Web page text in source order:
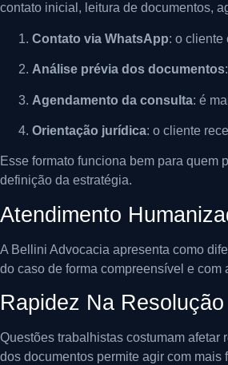
contato inicial, leitura de documentos,
Contato via WhatsApp: o cliente
Análise prévia dos documentos
Agendamento da consulta: é
Orientação jurídica: o cliente
Esse formato funciona bem para quem
definição da estratégia.
Atendimento
A Bellini Advocacia apresenta como
do caso de forma compreensível e
Rapidez Na
Questões trabalhistas costumam afetar
dos documentos permite agir com